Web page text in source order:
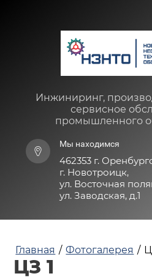
Инжиниринг,
сервисное
промышленного
Мы находимся
462353 г.
г. Новотроицк,
ул. Восточная
ул. Заводская, д.1
Главная / Фотогалерея /
ЦЗ 1